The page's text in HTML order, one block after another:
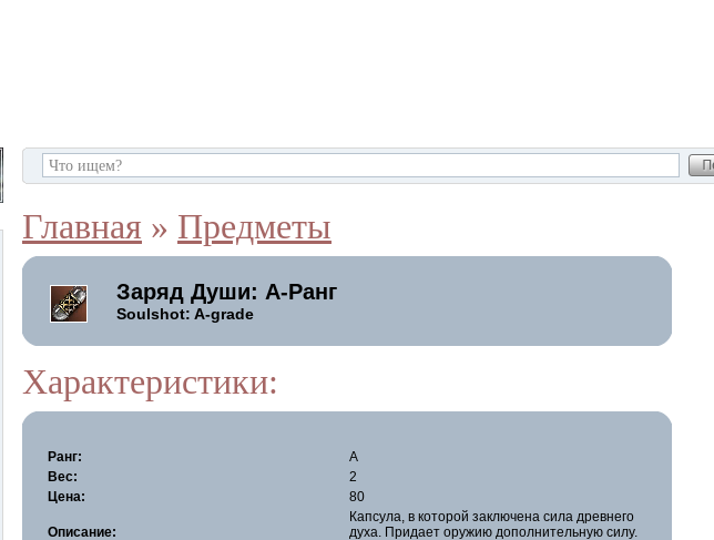
Главная » Предметы
Заряд Души: A-Ранг
Soulshot: A-grade
Характеристики:
Ранг:
A
Вес:
2
Цена:
80
Описание:
Капсула, в которой заключена сила древнего
духа. Придает оружию дополнительную силу.